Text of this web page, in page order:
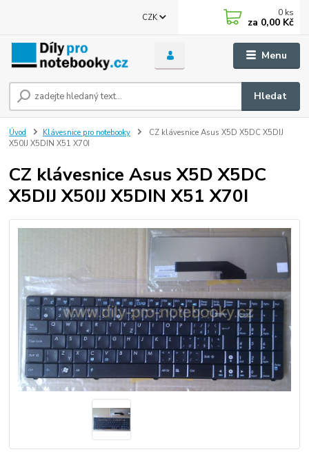
Menu
CZK
Hledat
0 ks
za 0,00 Kč
Úvod Klávesnice pro notebooky
CZ klávesnice Asus X5D X5DC X5DIJ
X50IJ X5DIN X51 X70I
CZ klávesnice Asus X5D X5DC
X5DIJ X50IJ X5DIN X51 X70I